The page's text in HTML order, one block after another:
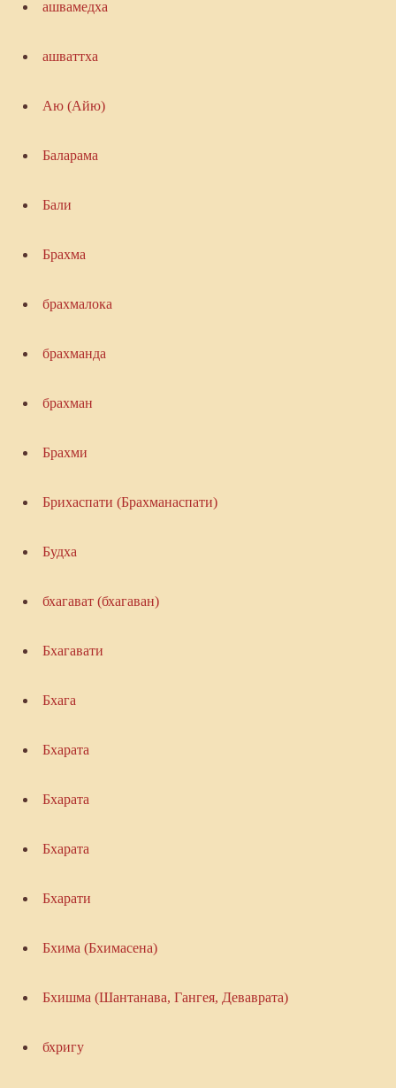
ашвамедха
ашваттха
Аю (Айю)
Баларама
Бали
Брахма
брахмалока
брахманда
брахман
Брахми
Брихаспати (Брахманаспати)
Будха
бхагават (бхагаван)
Бхагавати
Бхага
Бхарата
Бхарата
Бхарата
Бхарати
Бхима (Бхимасена)
Бхишма (Шантанава, Гангея, Деваврата)
бхригу